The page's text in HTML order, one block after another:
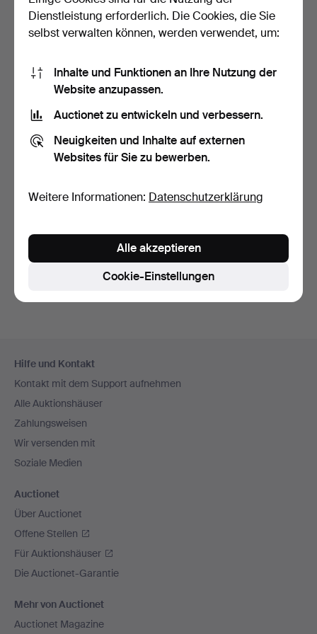
Sie können auch in
Beendete Auktionen aus unserem
Navigation
Hilfe und Kontakt
Kontakt mit dem Support aufnehmen
Alle Auktionshäuser
Zahlungsweisen
Wir versenden mit
Soziale Medien
Auctionet
Über Auctionet
Offene Stellen
Für Auktionshäuser
Die Auctionet-Garantie
Mehr von Auctionet
Auctionet Magazine
Dienstleistung erforderlich. Die Cookies, die Sie
selbst verwalten können, werden verwendet, um:
Inhalte und Funktionen an Ihre Nutzung der
Website anzupassen.
Auctionet zu entwickeln und verbessern.
Neuigkeiten und Inhalte auf externen
Websites für Sie zu bewerben.
Weitere Informationen: Datenschutzerklärung
Cookie-Einstellungen
Alle akzeptieren